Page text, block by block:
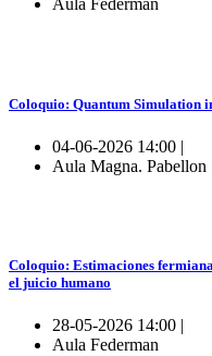
Aula Federman
Coloquio: Quantum Simulation
04-06-2026 14:00 |
Aula Magna. Pabellon
Coloquio: Estimaciones
el juicio humano
28-05-2026 14:00 |
Aula Federman